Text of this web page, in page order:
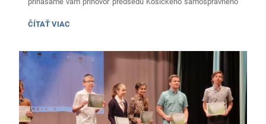
Prajeme Vám všetkým úspešný koniec roka a príjemné prežitie
letných prázdnin.
PRÍHOVOR
SAMOSPRÁVNEHO
KRAJA:
ČÍTAŤ VIAC